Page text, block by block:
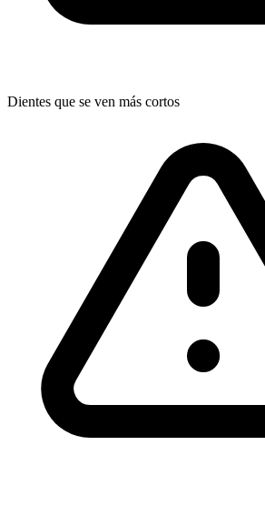
Dientes que se ven más cortos